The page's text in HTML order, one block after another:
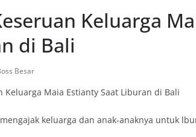
Keluarga
di Bali
Besar
Keluarga Maia Estianty Saat Liburan di Bali
keluarga dan anak-anaknya untuk